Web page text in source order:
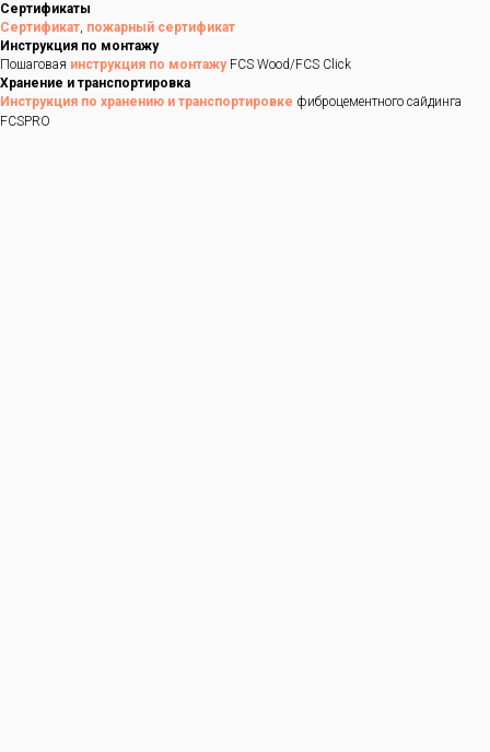
Сертификаты
Сертификат, пожарный сертификат
Инструкция по монтажу
Пошаговая инструкция по монтажуFCS Wood/FCS Click
Хранение и транспортировка
Инструкция по хранению и транспортировке фиброцементного сайдинга
FCSPRO